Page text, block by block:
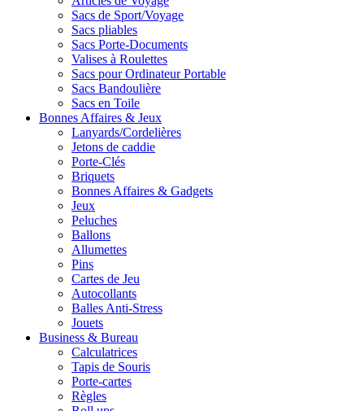
Sacs de Sport/Voyage
Sacs pliables
Sacs Porte-Documents
Valises à Roulettes
Sacs pour Ordinateur Portable
Sacs Bandoulière
Sacs en Toile
Bonnes Affaires & Jeux
Lanyards/Cordelières
Jetons de caddie
Porte-Clés
Briquets
Bonnes Affaires & Gadgets
Jeux
Peluches
Ballons
Allumettes
Pins
Cartes de Jeu
Autocollants
Balles Anti-Stress
Jouets
Business & Bureau
Calculatrices
Tapis de Souris
Porte-cartes
Règles